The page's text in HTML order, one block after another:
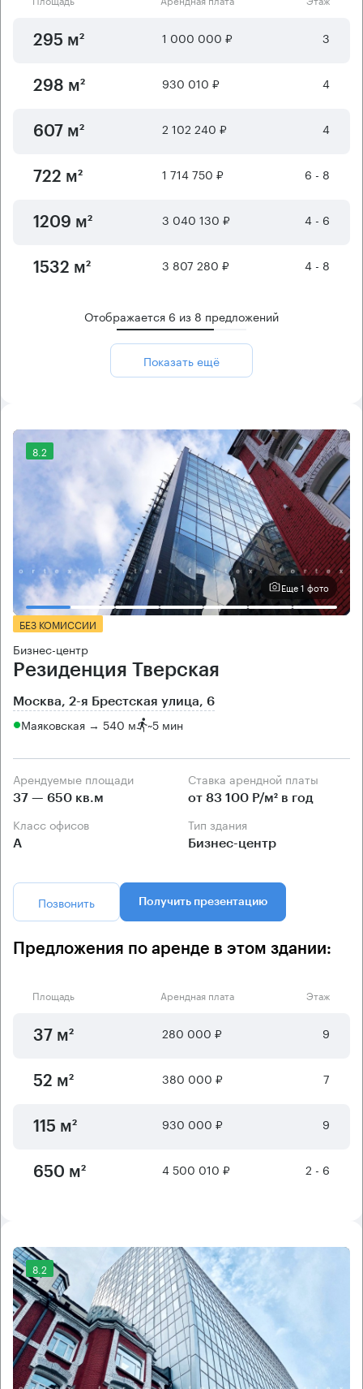
295 м² 1 000 000 ₽ 3
298 м² 930 010 ₽ 4
607 м² 2 102 240 ₽ 4
722 м² 1 714 750 ₽ 6 - 8
1209 м² 3 040 130 ₽ 4 - 6
1532 м² 3 807 280 ₽ 4 - 8
Отображается 6 из 8 предложений
Показать ещё
8.2
Еще 1 фото
БЕЗ КОМИССИИ
Бизнес-центр
Резиденция Тверская
Москва, 2-я Брестская улица, 6
Маяковская → 540 м ~5 мин
Арендуемые площади
37 — 650 кв.м
Ставка арендной платы
от 83 100 Р/м² в год
Класс офисов
А
Тип здания
Бизнес-центр
Позвонить Получить презентацию
Предложения по аренде в этом здании:
Площадь Арендная плата Этаж
37 м² 280 000 ₽ 9
52 м² 380 000 ₽ 7
115 м² 930 000 ₽ 9
650 м² 4 500 010 ₽ 2 - 6
8.2